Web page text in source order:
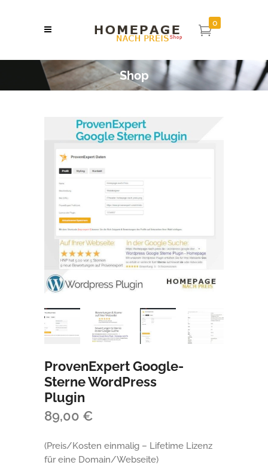
0
Shop
ProvenExpert Google-
Sterne WordPress
Plugin
89,00 €
(Preis/Kosten einmalig – Lifetime Lizenz
für eine Domain/Webseite)